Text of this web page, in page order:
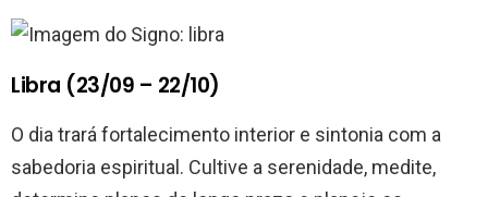
Libra (23/09 – 22/10)
O dia trará fortalecimento interior e sintonia com a
sabedoria espiritual. Cultive a serenidade, medite,